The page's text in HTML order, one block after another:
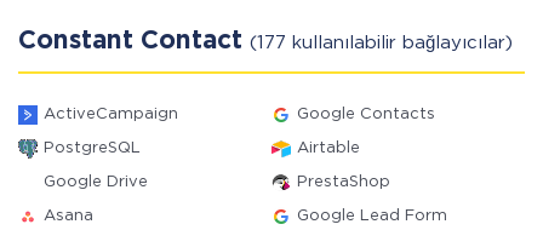
Constant Contact (177 kullanılabilir bağlayıcılar)
ActiveCampaign Google Contacts
PostgreSQL Airtable
Google Drive PrestaShop
Asana Google Lead Form